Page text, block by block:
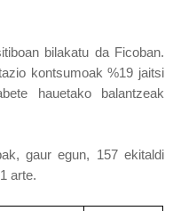
bilakatu da Ficoban.
kontsumoak %19 jaitsi
hauetako balantzeak
gaur egun, 157 ekitaldi
arte.